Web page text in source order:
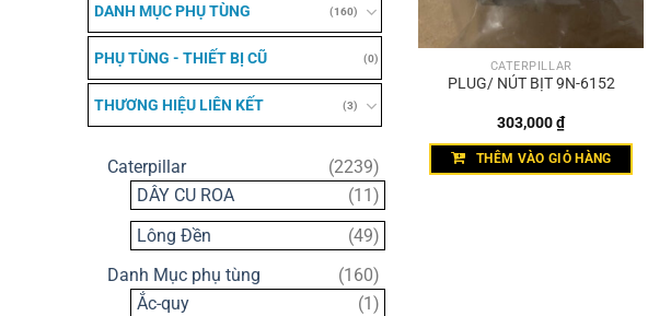
DANH MỤC PHỤ TÙNG (160)
PHỤ TÙNG - THIẾT BỊ CŨ (0)
THƯƠNG HIỆU LIÊN KẾT (3)
Caterpillar 22392239
sản
phẩm
DÂY CU ROA 11 11
sản
phẩm
Lông Đền 4949
sản
phẩm
Danh Mục phụ tùng 160160
sản
Ắc-quy 11
CATERPILLAR
PLUG/ NÚT BỊT 9N-6152
303,000₫
THÊM VÀO GIỎ HÀNG